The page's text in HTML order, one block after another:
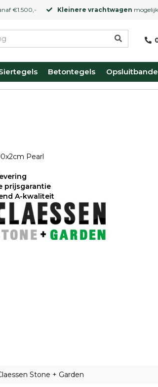
€1.500,- Kleinere vrachtwagen mogelijk
Betontegels
Pearl
prijsgarantie
A-kwaliteit
Stone + Garden